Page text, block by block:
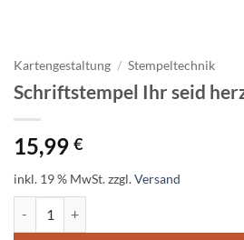
Kartengestaltung / Stempeltechnik
Schriftstempel Ihr seid
15,99 €
inkl. 19 % MwSt.zzgl.Versand